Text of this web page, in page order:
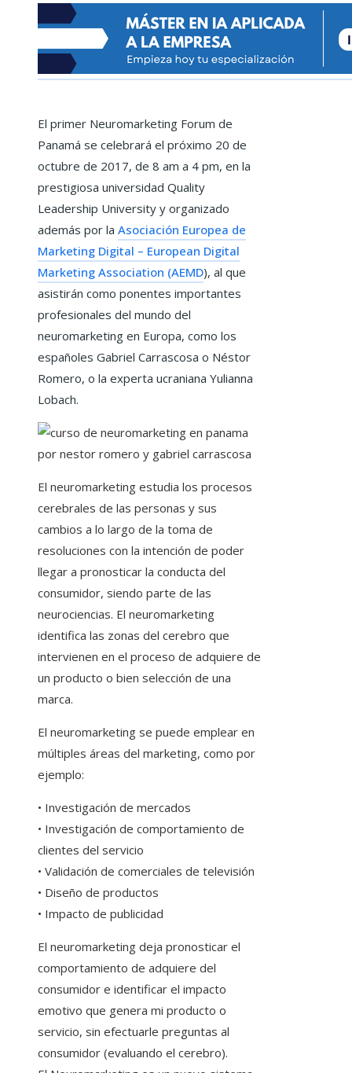
El primer Neuromarketing Forum de
Panamá se celebrará el próximo 20 de
octubre de 2017, de 8 am a 4 pm, en la
prestigiosa universidad Quality
Leadership University y organizado
además por la Asociación Europea de
Marketing Digital – European Digital
Marketing Association (AEMD), al que
asistirán como ponentes importantes
profesionales del mundo del
neuromarketing en Europa, como los
españoles Gabriel Carrascosa o Néstor
Romero, o la experta ucraniana Yulianna
Lobach.
El neuromarketing estudia los procesos
cerebrales de las personas y sus
cambios a lo largo de la toma de
resoluciones con la intención de poder
llegar a pronosticar la conducta del
consumidor, siendo parte de las
neurociencias. El neuromarketing
identifica las zonas del cerebro que
intervienen en el proceso de adquiere de
un producto o bien selección de una
marca.
El neuromarketing se puede emplear en
múltiples áreas del marketing, como por
ejemplo:
• Investigación de mercados
• Investigación de comportamiento de
clientes del servicio
• Validación de comerciales de televisión
• Diseño de productos
• Impacto de publicidad
El neuromarketing deja pronosticar el
comportamiento de adquiere del
consumidor e identificar el impacto
emotivo que genera mi producto o
servicio, sin efectuarle preguntas al
consumidor (evaluando el cerebro).